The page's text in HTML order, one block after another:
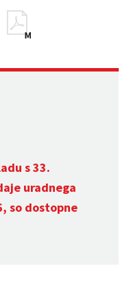
s 33.
uradnega
so dostopne